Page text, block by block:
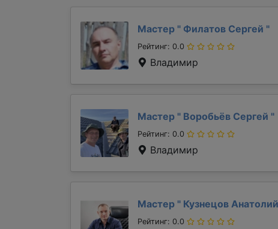
Мастер " Филатов Сергей "
Рейтинг: 0.0
Владимир
Мастер " Воробьёв Сергей "
Рейтинг: 0.0
Владимир
Мастер " Кузнецов Анатолий
Рейтинг: 0.0